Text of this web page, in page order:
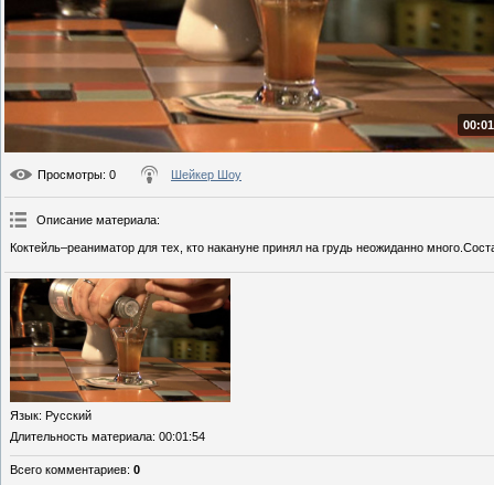
Просмотры: 0 Шейкер Шоу
Описание материала:
Коктейль–реаниматор для тех, кто накануне принял на грудь неожиданно
Язык: Русский
Длительность материала: 00:01:54
Всего комментариев: 0